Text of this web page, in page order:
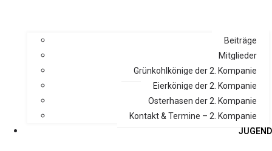
Beiträge
Mitglieder
Grünkohlkönige der 2. Kompanie
Eierkönige der 2. Kompanie
Osterhasen der 2. Kompanie
Kontakt & Termine – 2. Kompanie
JUGEND